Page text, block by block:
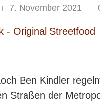
7. November 2021
Ben Kindler
Straßen der